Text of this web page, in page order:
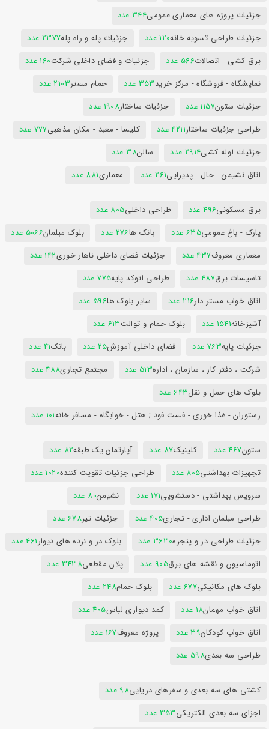
جزئیات پروژه های معماری عمومی344 عدد
جزئیات طراحی تسویه خانه120 عدد جزئیات پله و راه پله2377 عدد
برق کشی - اتصالات566 عدد جزئیات و فضای داخلی شرکت160 عدد
نمایشگاه - فروشگاه - مرکز خرید353 عدد حمام مستر2103 عدد
جزئیات ستون1157 عدد جزئیات ساختار1908 عدد
طراحی جزئیات ساختار4211 عدد کلیسا - معبد - مکان مذهبی777 عدد
جزئیات لوله کشی2914 عدد سالن38 عدد
اتاق نشیمن - حال - پذیرایی261 عدد معماری881 عدد
برق مسکونی496 عدد طراحی داخلی805 عدد
پارک - باغ عمومی635 عدد بانک ها276 عدد بلوک مبلمان5066 عدد
معماری معروف437 عدد جزئیات فضای داخلی ناهار خوری142 عدد
تاسیسات برق487 عدد طراحی اتوکد پایه775 عدد
اتاق خواب مستر دار216 عدد سایر بلوک ها596 عدد
آشپزخانه1541 عدد بلوک حمام و توالت613 عدد
جزئیات پایه763 عدد فضای داخلی آموزش25 عدد بانک41 عدد
شرکت ، دفتر کار ، سازمان ، اداره513 عدد مجتمع تجاری488 عدد
بلوک های حمل و نقل643 عدد
رستوران - غذا خوری - فست فود ; هتل - خوابگاه - مسافر خانه101 عدد
ستون467 عدد کلینیک87 عدد آپارتمان یک طبقه82 عدد
تجهیزات بهداشتی805 عدد طراحی جزئیات تقویت کننده1020 عدد
سرویس بهداشتی - دستشویی171 عدد نشیمن80 عدد
طراحی مبلمان اداری - تجاری405 عدد جزئیات تیر678 عدد
جزئیات طراحی در و پنجره3630 عدد بلوک در و نرده های دیوار461 عدد
اتوماسیون و نقشه های برق905 عدد پلان مقطعی3438 عدد
بلوک های مکانیکی677 عدد بلوک حمام248 عدد
اتاق خواب مهمان18 عدد کمد دیواری لباس405 عدد
اتاق خواب کودکان39 عدد پروژه معروف167 عدد
طراحی سه بعدی598 عدد
کشتی های سه بعدی و سفرهای دریایی98 عدد
اجزای سه بعدی الکتریکی353 عدد